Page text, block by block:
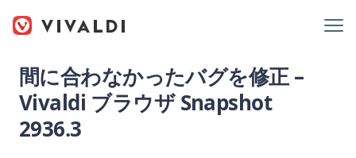
間に合わなかったバグを修正 –
Vivaldi ブラウザ Snapshot
2936.3